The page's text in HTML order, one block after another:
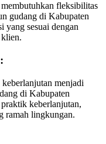
fleksibilitas
gudang di Kabupaten
yang sesuai dengan
menjadi
di Kabupaten
keberlanjutan,
ramah lingkungan.